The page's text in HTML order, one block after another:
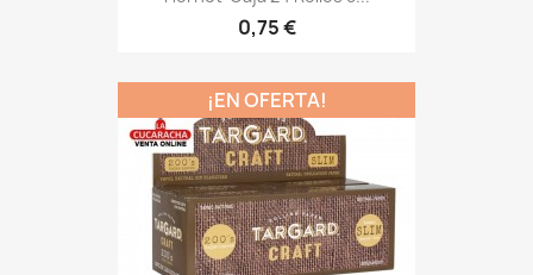
0,75 €
¡EN OFERTA!